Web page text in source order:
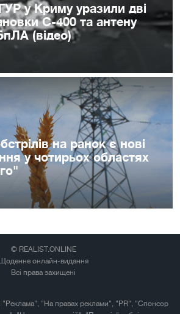
у Криму уразили дві
С-400 та антену
(відео)
на ранок є нові
у чотирьох областях
© REALIST.ONLINE
Щоденне онлайн-видання
Всі права захищені
"Реклама", "На правах реклами", "PR", "Спонсор